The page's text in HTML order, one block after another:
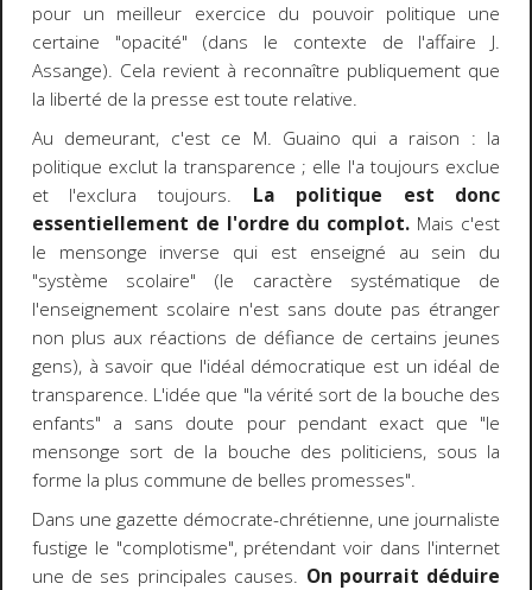
pour un meilleur exercice du pouvoir politique une
certaine "opacité" (dans le contexte de l'affaire J.
Assange). Cela revient à reconnaître publiquement que
la liberté de la presse est toute relative.
Au demeurant, c'est ce M. Guaino qui a raison : la
politique exclut la transparence ; elle l'a toujours exclue
et l'exclura toujours. La politique est donc
essentiellement de l'ordre du complot. Mais c'est
le mensonge inverse qui est enseigné au sein du
"système scolaire" (le caractère systématique de
l'enseignement scolaire n'est sans doute pas étranger
non plus aux réactions de défiance de certains jeunes
gens), à savoir que l'idéal démocratique est un idéal de
transparence. L'idée que "la vérité sort de la bouche des
enfants" a sans doute pour pendant exact que "le
mensonge sort de la bouche des politiciens, sous la
forme la plus commune de belles promesses".
Dans une gazette démocrate-chrétienne, une journaliste
fustige le "complotisme", prétendant voir dans l'internet
une de ses principales causes. On pourrait déduire